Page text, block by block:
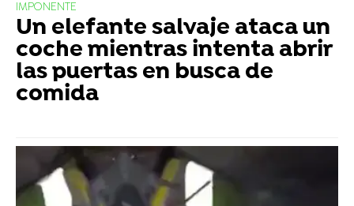
IMPONENTE
Un elefante salvaje ataca un
coche mientras intenta abrir
las puertas en busca de
comida